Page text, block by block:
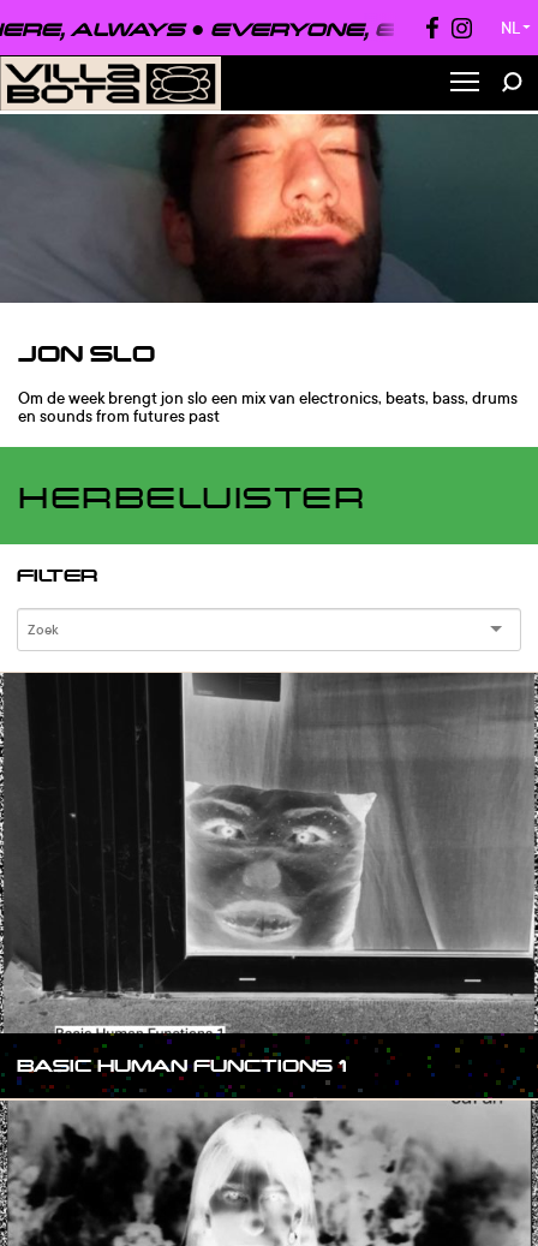
ALWAYS ● EVERYONE, NL ▼
JON SLO
Om de week brengt jon slo een mix van electronics, beats, bass, drums
en sounds from futures past
HERBELUISTER
FILTER
BASIC HUMAN FUNCTIONS 1